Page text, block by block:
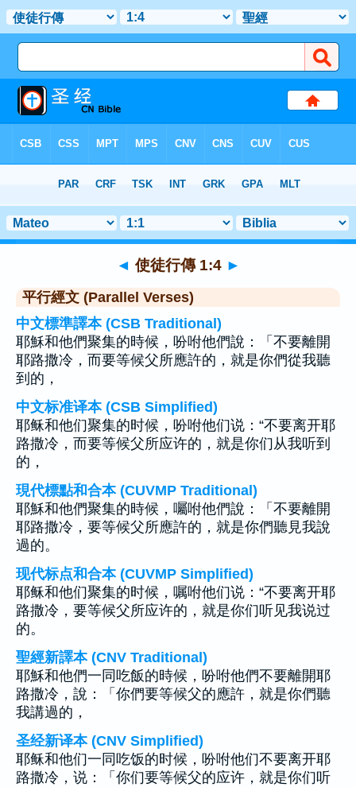
> 聖經金句 4
◄ 使徒行傳 1:4 ►
平行經文 (Parallel Verses)
中文標準譯本 (CSB Traditional)
耶穌和他們聚集的時候，吩咐他們說：「不要離開
耶路撒冷，而要等候父所應許的，就是你們從我聽
到的，
中文标准译本 (CSB Simplified)
耶稣和他们聚集的时候，吩咐他们说：“不要离开耶
路撒冷，而要等候父所应许的，就是你们从我听到
的，
現代標點和合本 (CUVMP Traditional)
耶穌和他們聚集的時候，囑咐他們說：「不要離開
耶路撒冷，要等候父所應許的，就是你們聽見我說
過的。
现代标点和合本 (CUVMP Simplified)
耶稣和他们聚集的时候，嘱咐他们说：“不要离开耶
路撒冷，要等候父所应许的，就是你们听见我说过
的。
聖經新譯本 (CNV Traditional)
耶穌和他們一同吃飯的時候，吩咐他們不要離開耶
路撒冷，說：「你們要等候父的應許，就是你們聽
我講過的，
圣经新译本 (CNV Simplified)
耶稣和他们一同吃饭的时候，吩咐他们不要离开耶
路撒冷，说：「你们要等候父的应许，就是你们听